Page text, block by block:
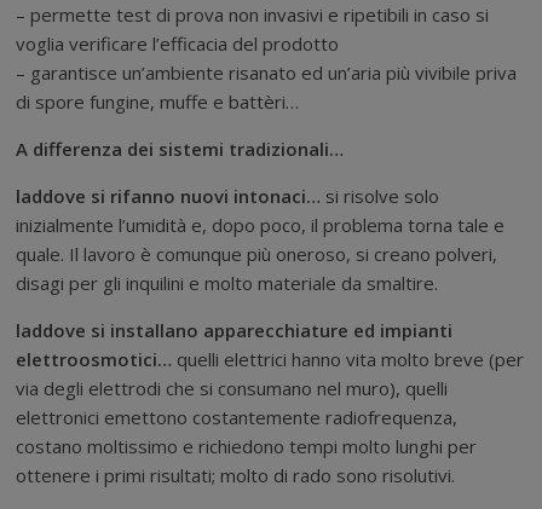
– permette test di prova non invasivi e ripetibili in caso si
voglia verificare l’efficacia del prodotto
– garantisce un’ambiente risanato ed un’aria più vivibile priva
di spore fungine, muffe e battèri…
A differenza dei sistemi tradizionali…
laddove si rifanno nuovi intonaci… si risolve solo
inizialmente l’umidità e, dopo poco, il problema torna tale e
quale. Il lavoro è comunque più oneroso, si creano polveri,
disagi per gli inquilini e molto materiale da smaltire.
laddove si installano apparecchiature ed impianti
elettroosmotici… quelli elettrici hanno vita molto breve (per
via degli elettrodi che si consumano nel muro), quelli
elettronici emettono costantemente radiofrequenza,
costano moltissimo e richiedono tempi molto lunghi per
ottenere i primi risultati; molto di rado sono risolutivi.